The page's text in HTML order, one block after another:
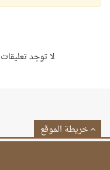
لا توجد
خريطة الموقع